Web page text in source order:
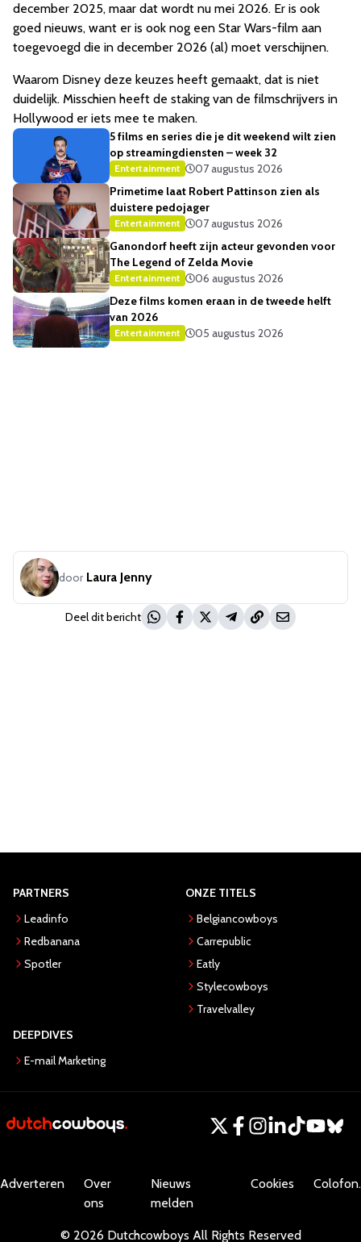
december 2025, maar dat wordt nu mei 2026. Er is ook
goed nieuws, want er is ook nog een Star Wars-film aan
toegevoegd die in december 2026 (al) moet verschijnen.
Waarom Disney deze keuzes heeft gemaakt, dat is niet
duidelijk. Misschien heeft de staking van de filmschrijvers in
Hollywood er iets mee te maken.
5 films en series die je dit weekend wilt zien
op streamingdiensten – week 32
Entertainment
07 augustus 2026
Primetime laat Robert Pattinson zien als
duistere pedojager
Entertainment
07 augustus 2026
Ganondorf heeft zijn acteur gevonden voor
The Legend of Zelda Movie
Entertainment
06 augustus 2026
Deze films komen eraan in de tweede helft
van 2026
Entertainment 05 augustus 2026
door Laura Jenny
Deel dit bericht
PARTNERS
Leadinfo
Redbanana
Spotler
ONZE TITELS
Belgiancowboys
Carrepublic
Eatly
Stylecowboys
Travelvalley
DEEPDIVES
E-mail Marketing
Adverteren
Over
ons
Nieuws
melden
Cookies Colofon.
© 2026 Dutchcowboys All Rights Reserved